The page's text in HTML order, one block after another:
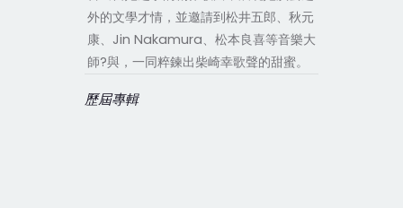
外的文學才情，並邀請到松井五郎、秋元
康、Jin Nakamura、松本良喜等音樂大
師?與，一同粹鍊出柴崎幸歌聲的甜蜜。
歷屆專輯